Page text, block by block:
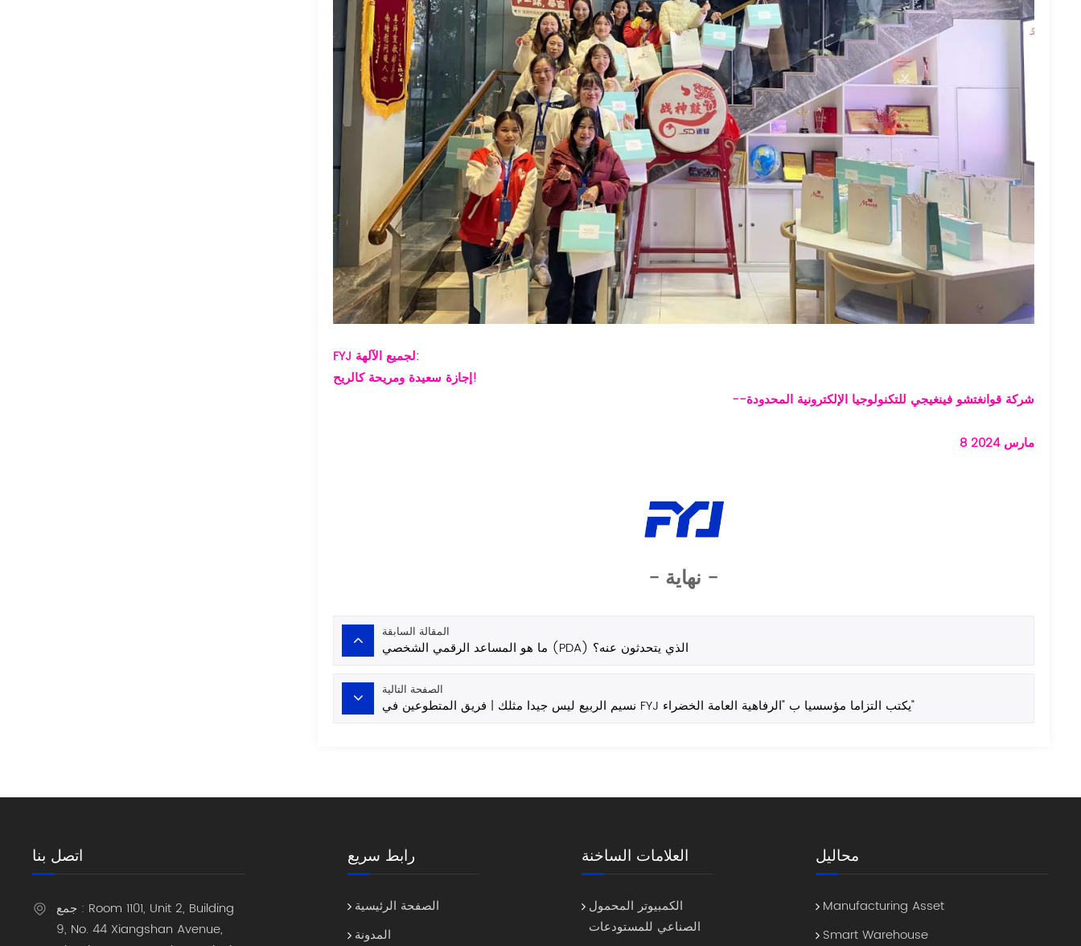
FYJ لجميع الآلهة:
إجازة سعيدة ومريحة كالريح!
--شركة قوانغتشو فينغيجي للتكنولوجيا الإلكترونية المحدودة
8 مارس 2024
- نهاية -
المقالة السابقة
ما هو المساعد الرقمي الشخصي (PDA) الذي يتحدثون عنه؟
الصفحة التالية
نسيم الربيع ليس جيدا مثلك | فريق المتطوعين في FYJ يكتب التزاما مؤسسيا ب "الرفاهية العامة الخضراء"
اتصل بنا
جمع : Room 1101, Unit 2, Building
9, No. 44 Xiangshan Avenue,
رابط سريع
الصفحة الرئيسية
المدونة
العلامات الساخنة
الكمبيوتر المحمول
الصناعي للمستودعات
محاليل
Manufacturing Asset
Smart Warehouse